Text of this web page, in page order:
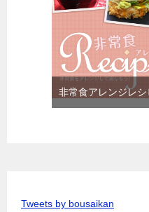
非常食アレンジレシ
Tweets by bousaikan